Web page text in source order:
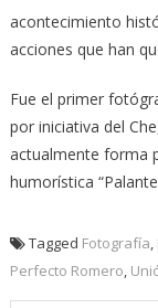
acontecimiento
acciones que han
Fue el primer
por iniciativa del
actualmente forma
humorística
Tagged Fotografía,
Perfecto Romero,